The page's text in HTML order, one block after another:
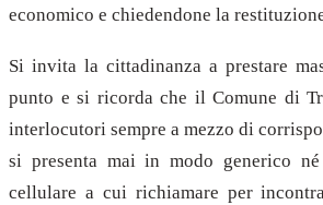
economico e chiedendone la
Si invita la cittadinanza a prestare
punto e si ricorda che il Comune di
interlocutori sempre a mezzo di
si presenta mai in modo generico
cellulare a cui richiamare per